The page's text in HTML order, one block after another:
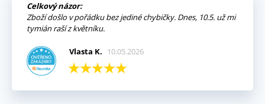
Celkový názor:
Zboží došlo v pořádku bez jediné chybičky. Dnes, 10.5. už mi
tymián raší z květníku.
Vlasta K. 10.05.2026